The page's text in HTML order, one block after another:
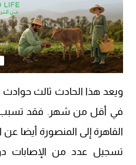
ويعد هذا الحادث ثالث
في أقل من شهر. فقد تسبب
القاهرة إلى المنصورة أيضا عن